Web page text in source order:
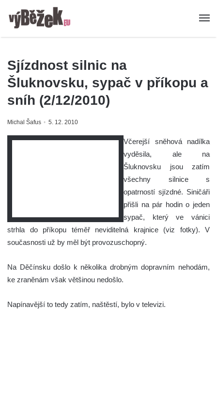
Sjízdnost silnic na
Šluknovsku, sypač v příkopu a
sníh (2/12/2010)
Michal Šafus 5. 12. 2010
Včerejší sněhová nadílka
vyděsila, ale na
Šluknovsku jsou zatím
všechny silnice s
opatrností sjízdné. Siničáři
přišli na pár hodin o jeden
sypač, který ve vánici
strhla do příkopu téměř neviditelná krajnice (viz fotky). V
současnosti už by měl být provozuschopný.
Na Děčínsku došlo k několika drobným dopravním nehodám,
ke zraněnám však většinou nedošlo.
Napínavější to tedy zatím, naštěstí, bylo v televizi.